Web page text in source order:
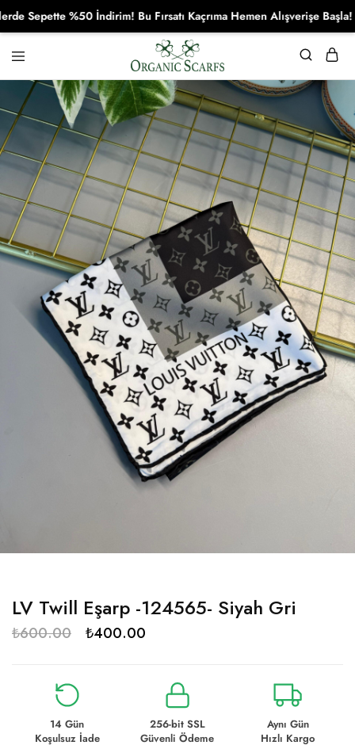
Organikscarf
LV Twill Eşarp -124565- Siyah Gri
₺600.00 ₺400.00
14 Gün
Koşulsuz İade
256-bit SSL
Güvenli Ödeme
Aynı Gün
Hızlı Kargo
%50 İndirim! Bu Fırsatı Kaçrıma Hemen Alışverişe Başla!